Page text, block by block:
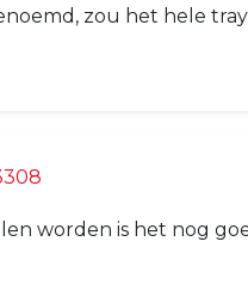
zou het hele
worden is het nog